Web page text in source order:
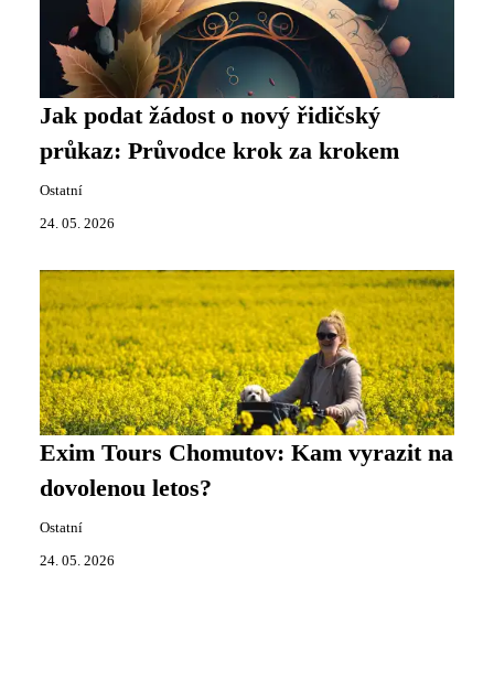
Jak podat žádost o nový řidičský
průkaz: Průvodce krok za krokem
Ostatní
24. 05. 2026
Exim Tours Chomutov: Kam vyrazit na
dovolenou letos?
Ostatní
24. 05. 2026